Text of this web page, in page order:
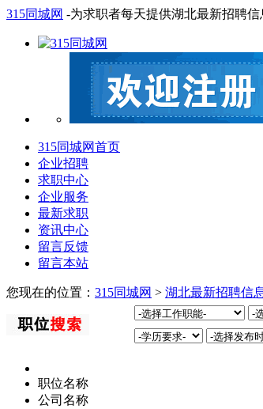
315同城网 -为求职者每天提供湖北最新招聘信
315同城网首页
企业招聘
求职中心
企业服务
最新求职
资讯中心
留言反馈
留言本站
您现在的位置： 315同城网 > 湖北最新招聘信
职位名称
公司名称